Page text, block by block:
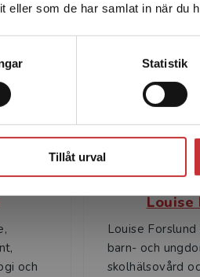
eller som de har samlat in när du
Statistik
Tillåt urval
vara i Sverige.Läs mer
Författare
och
Louise
Louise
barn- och
skolhälsovård